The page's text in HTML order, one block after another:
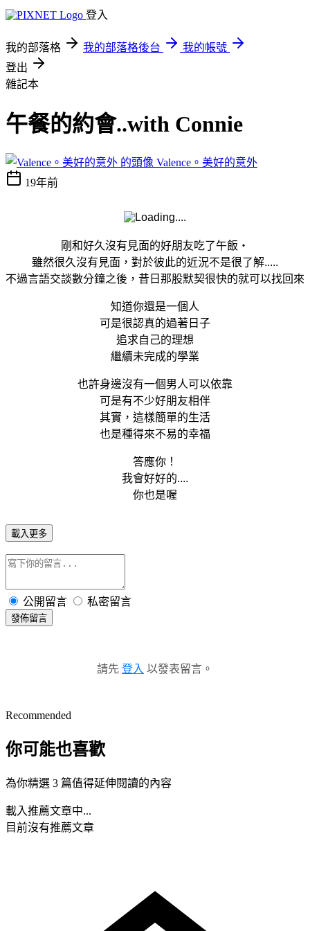
登入
我的部落格 我的部落格後台
我的帳號
登出
雜記本
午餐的約會..with Connie
Valence。美好的意外
19年前
剛和好久沒有見面的好朋友吃了午飯‧
雖然很久沒有見面，對於彼此的近況不是很了解.....
不過言語交談數分鐘之後，昔日那股默契很快的就可以找回來
知道你還是一個人
可是很認真的過著日子
追求自己的理想
繼續未完成的學業
也許身邊沒有一個男人可以依靠
可是有不少好朋友相伴
其實，這樣簡單的生活
也是種得來不易的幸福
答應你！
我會好好的....
你也是喔
載入更多
公開留言 私密留言
發佈留言
請先 登入 以發表留言。
Recommended
你可能也喜歡
為你精選 3 篇值得延伸閱讀的內容
載入推薦文章中...
目前沒有推薦文章